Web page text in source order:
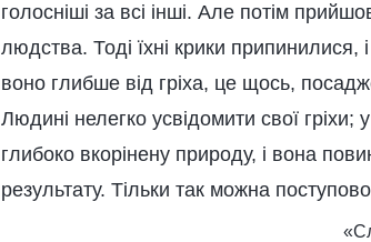
голосніші за всі інші. Але потім
людства. Тоді їхні крики припинилися,
воно глибше від гріха, це щось,
Людині нелегко усвідомити свої
глибоко вкорінену природу, і вона
результату. Тільки так можна